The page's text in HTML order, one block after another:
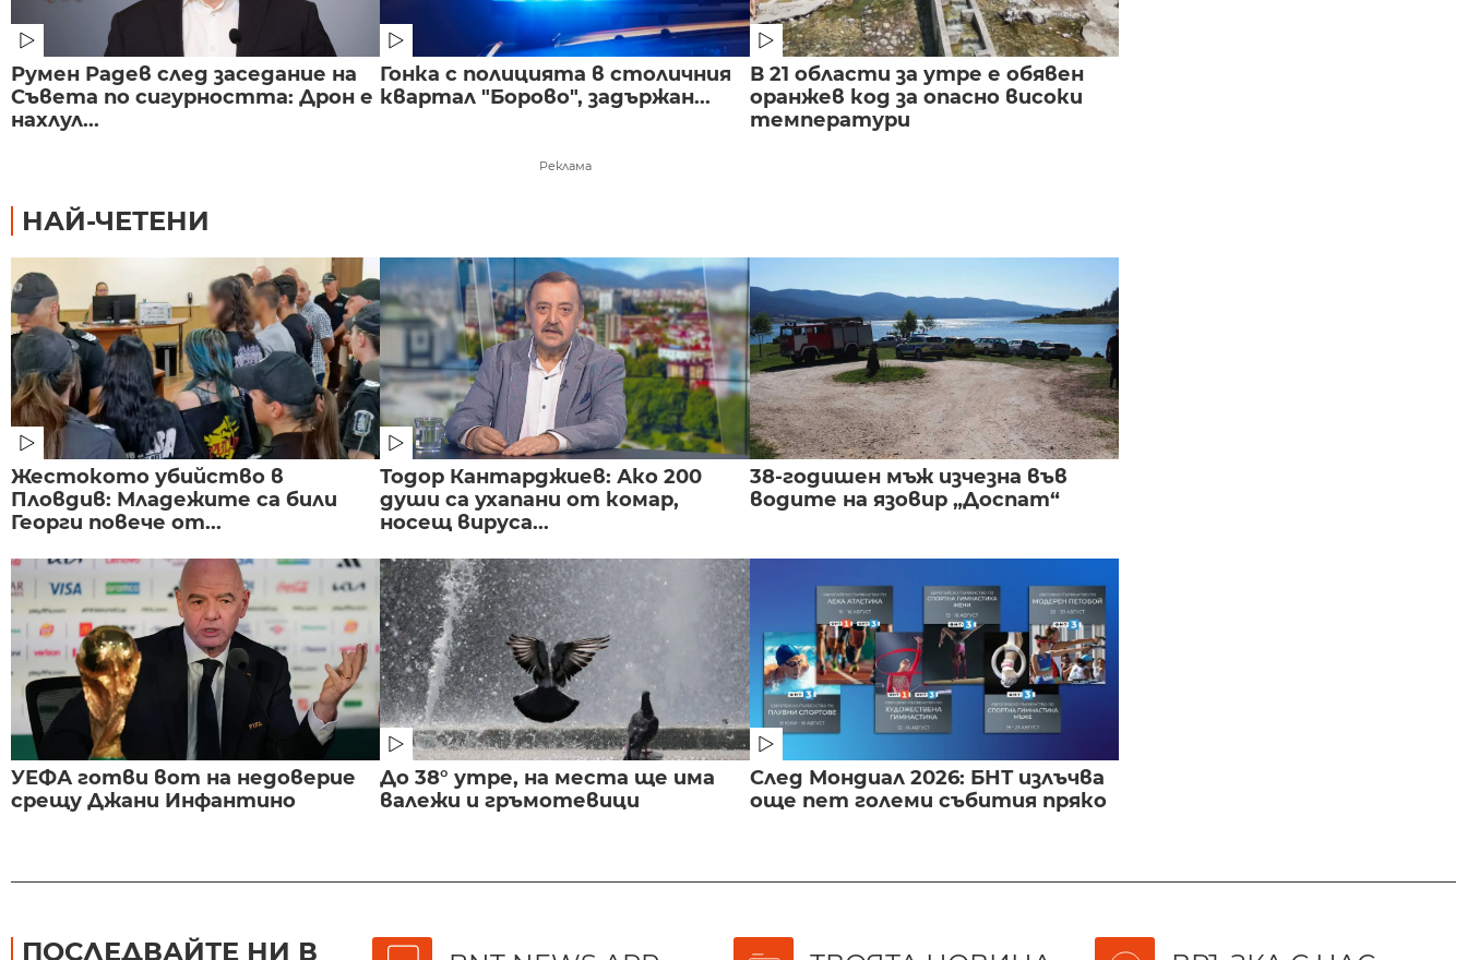
Румен Радев след заседание на
Съвета по сигурността: Дрон е
нахлул...
Гонка с полицията в столичния
квартал "Борово", задържан...
В 21 области за утре е обявен
оранжев код за опасно високи
температури
Реклама
НАЙ-ЧЕТЕНИ
Жестокото убийство в
Пловдив: Младежите са били
Георги повече от...
Тодор Кантарджиев: Ако 200
души са ухапани от комар,
носещ вируса...
38-годишен мъж изчезна във
водите на язовир „Доспат“
УЕФА готви вот на недоверие
срещу Джани Инфантино
До 38° утре, на места ще има
валежи и гръмотевици
След Мондиал 2026: БНТ излъчва
още пет големи събития пряко
ПОСЛЕДВАЙТЕ НИ В